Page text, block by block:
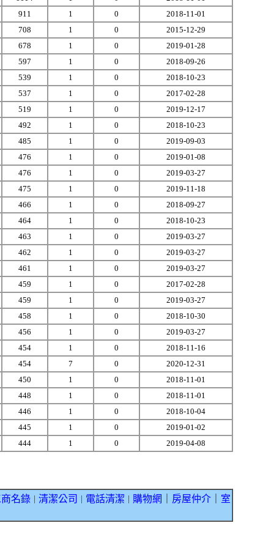
911
1 0
2018-11-01
708
1 0
2015-12-29
678
1 0
2019-01-28
597
1 0
2018-09-26
539
1 0
2018-10-23
537
1 0
2017-02-28
519
1 0
2019-12-17
492
1 0
2018-10-23
485
1 0
2019-09-03
476
1 0
2019-01-08
476
1 0
2019-03-27
475
1 0
2019-11-18
466
1 0
2018-09-27
464
1 0
2018-10-23
463
1 0
2019-03-27
462
1 0
2019-03-27
461
1 0
2019-03-27
459
1 0
2017-02-28
459
1 0
2019-03-27
458
1 0
2018-10-30
456
1 0
2019-03-27
454
1 0
2018-11-16
454
7 0
2020-12-31
450
1 0
2018-11-01
448
1 0
2018-11-01
446
1 0
2018-10-04
445
1 0
2019-01-02
444
1 0 2019-04-08
名錄｜ 清潔公司 電話清潔 購物網 房屋仲介｜ 室